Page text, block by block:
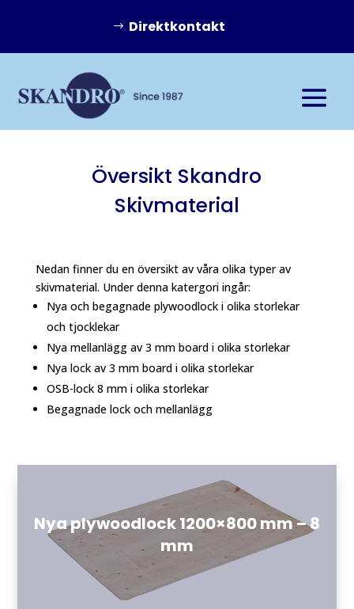
Direktkontakt
Översikt Skandro
Skivmaterial
Nedan finner du en översikt av våra olika typer av
skivmaterial. Under denna katergori ingår:
Nya och begagnade plywoodlock i olika storlekar
och tjocklekar
Nya mellanlägg av 3 mm board i olika storlekar
Nya lock av 3 mm board i olika storlekar
OSB-lock 8 mm i olika storlekar
Begagnade lock och mellanlägg
Nya plywoodlock 1200×800 mm – 8
mm